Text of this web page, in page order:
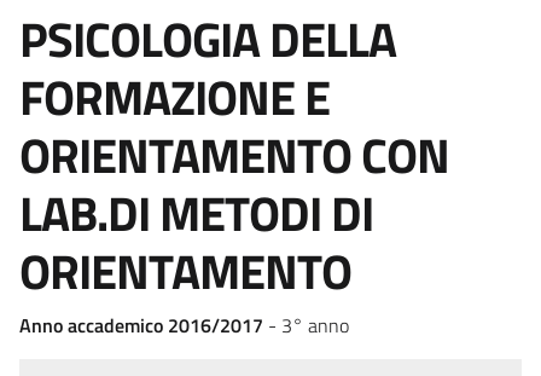
PSICOLOGIA DELLA
FORMAZIONE E
ORIENTAMENTO CON
LAB.DI METODI DI
ORIENTAMENTO
Anno accademico 2016/2017 - 3° anno